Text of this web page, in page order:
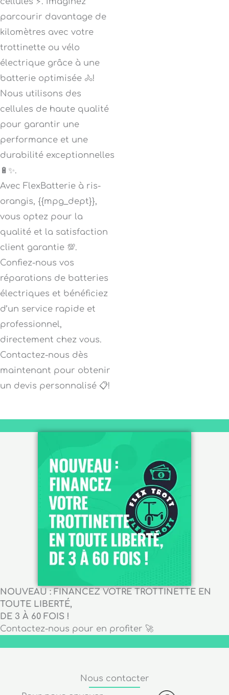
parcourir davantage de
kilomètres avec votre
trottinette ou vélo
électrique grâce à une
batterie optimisée 🚴!
Nous utilisons des
cellules de haute qualité
pour garantir une
performance et une
durabilité exceptionnelles
🔋✨.
Avec FlexBatterie à ris-
orangis, {{mpg_dept}},
vous optez pour la
qualité et la satisfaction
client garantie 💯.
Confiez-nous vos
réparations de batteries
électriques et bénéficiez
d’un service rapide et
professionnel,
directement chez vous.
Contactez-nous dès
maintenant pour obtenir
un devis personnalisé 📋!
NOUVEAU : FINANCEZ VOTRE TROTTINETTE EN
TOUTE LIBERTÉ,
DE 3 À 60 FOIS !
Contactez-nous pour en profiter 🚀
Nous contacter